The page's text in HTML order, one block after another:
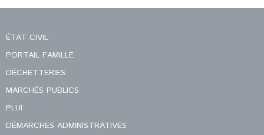
ÉTAT CIVIL
PORTAIL FAMILLE
DÉCHETTERIES
MARCHÉS PUBLICS
PLUI
DÉMARCHES ADMINISTRATIVES